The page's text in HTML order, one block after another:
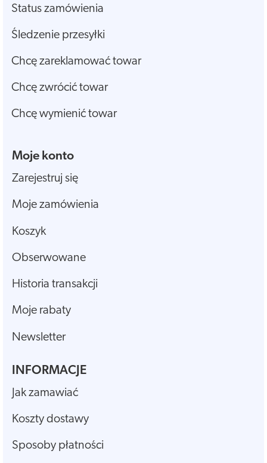
Status zamówienia
Śledzenie przesyłki
Chcę zareklamować towar
Chcę zwrócić towar
Chcę wymienić towar
Moje konto
Zarejestruj się
Moje zamówienia
Koszyk
Obserwowane
Historia transakcji
Moje rabaty
Newsletter
INFORMACJE
Jak zamawiać
Koszty dostawy
Sposoby płatności